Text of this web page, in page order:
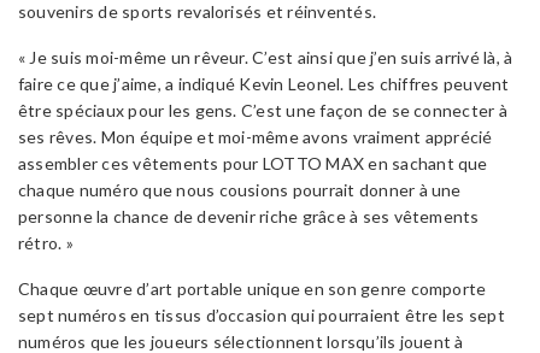
souvenirs de sports revalorisés et réinventés.
« Je suis moi-même un rêveur. C’est ainsi que j’en suis arrivé là, à
faire ce que j’aime, a indiqué Kevin Leonel. Les chiffres peuvent
être spéciaux pour les gens. C’est une façon de se connecter à
ses rêves. Mon équipe et moi-même avons vraiment apprécié
assembler ces vêtements pour LOTTO MAX en sachant que
chaque numéro que nous cousions pourrait donner à une
personne la chance de devenir riche grâce à ses vêtements
rétro. »
Chaque œuvre d’art portable unique en son genre comporte
sept numéros en tissus d’occasion qui pourraient être les sept
numéros que les joueurs sélectionnent lorsqu’ils jouent à